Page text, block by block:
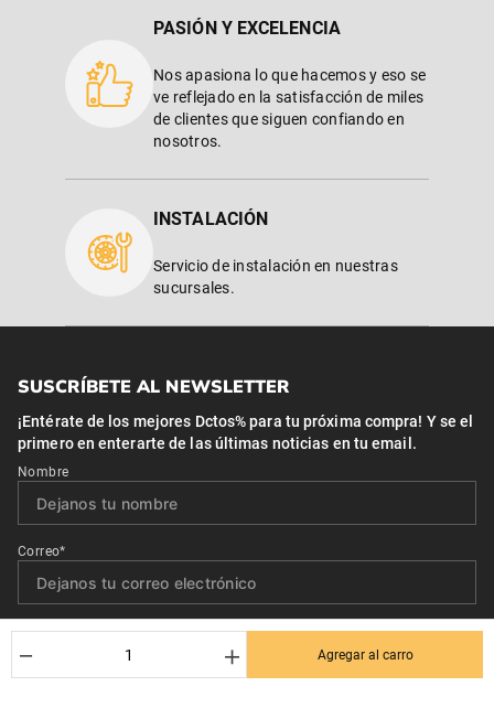
＋
－ Agregar al carro
PASIÓN Y EXCELENCIA
Nos apasiona lo que hacemos y eso se
ve reflejado en la satisfacción de miles
de clientes que siguen confiando en
nosotros.
INSTALACIÓN
Servicio de instalación en nuestras
sucursales.
SUSCRÍBETE AL NEWSLETTER
¡Entérate de los mejores Dctos% para tu próxima compra! Y se el
primero en enterarte de las últimas noticias en tu email.
Nombre
Correo*
Quiero recibir el newsletter con promociones.